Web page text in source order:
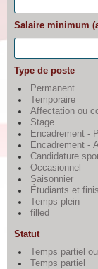
Salaire minimum
Type de poste
Permanent
Temporaire
Affectation ou
Stage
Encadrement -
Encadrement -
Candidature
Occasionnel
Saisonnier
Étudiants et
Temps plein
filled
Statut
Temps partiel
Temps partiel